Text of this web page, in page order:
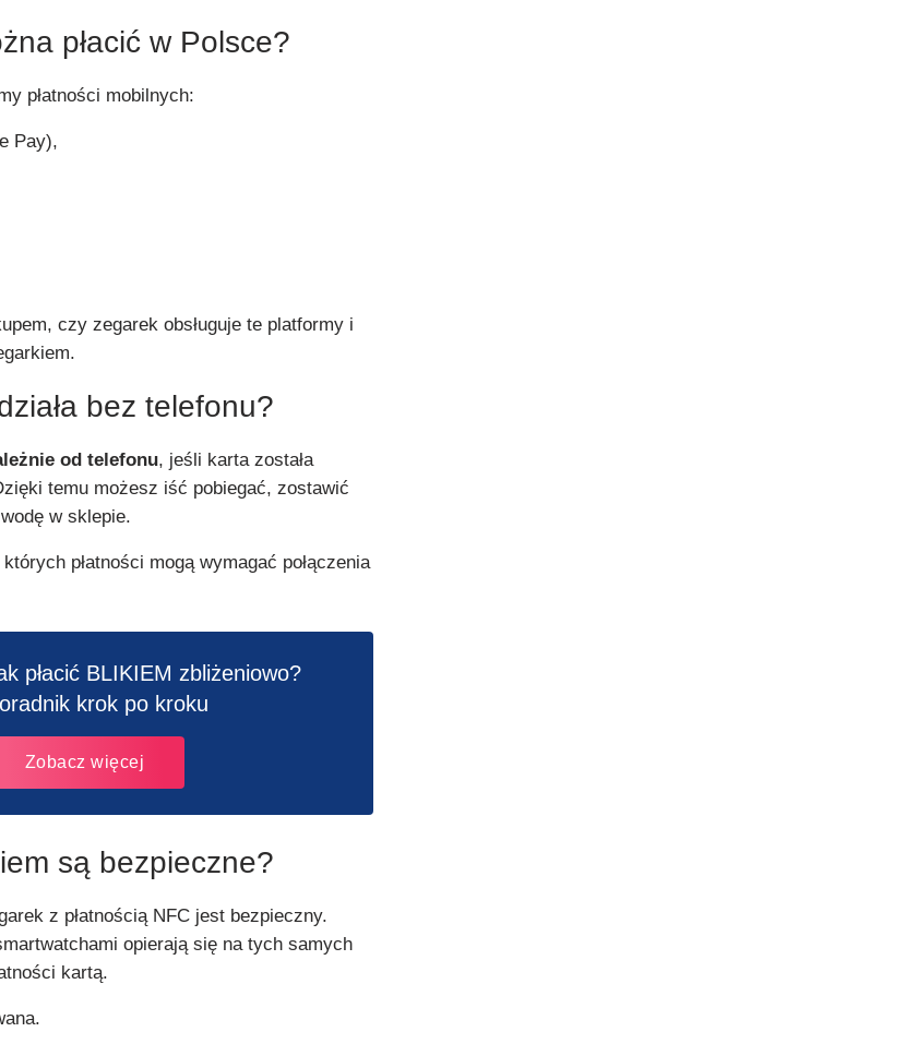
płacić w Polsce?
płatności mobilnych:
Pay),
czy zegarek obsługuje te platformy i
bez telefonu?
od telefonu, jeśli karta została
temu możesz iść pobiegać, zostawić
w sklepie.
płatności mogą wymagać połączenia
płacić BLIKIEM zbliżeniowo?
krok po kroku
Zobacz więcej
są bezpieczne?
z płatnością NFC jest bezpieczny.
opierają się na tych samych
kartą.